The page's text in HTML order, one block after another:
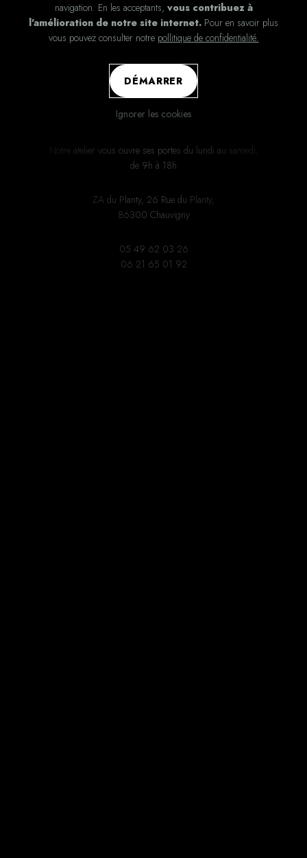
navigation. En les acceptants, vous contribuez à
l'amélioration de notre site internet. Pour en savoir plus
vous pouvez consulter notre pollitique de confidentialité.
DÉMARRER
Ignorer les cookies
Notre atelier vous ouvre ses portes du lundi au samedi,
de 9h à 18h
ZA du Planty, 26 Rue du Planty,
86300 Chauvigny
05 49 62 03 26
06 21 65 01 92